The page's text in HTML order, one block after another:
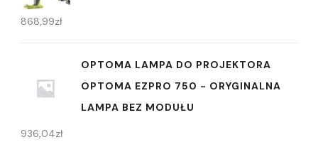
868,99zł
OPTOMA LAMPA DO PROJEKTORA
OPTOMA EZPRO 750 - ORYGINALNA
LAMPA BEZ MODUŁU
936,04zł